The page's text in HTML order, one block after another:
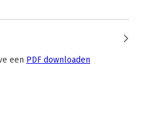
Daarnaast verzorgt hij sinds
en onderhandelen. Hij
al honderden
Donné van
een PDF downloaden